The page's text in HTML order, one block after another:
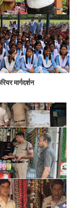
मार्गदर्शन